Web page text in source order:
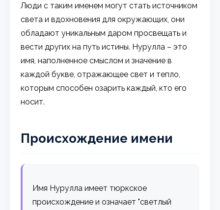
Люди с таким именем могут стать источником
света и вдохновения для окружающих, они
обладают уникальным даром просвещать и
вести других на путь истины. Нурулла – это
имя, наполненное смыслом и значение в
каждой букве, отражающее свет и тепло,
которым способен озарить каждый, кто его
носит.
Происхождение имени
Имя Нурулла имеет тюркское
происхождение и означает "светлый